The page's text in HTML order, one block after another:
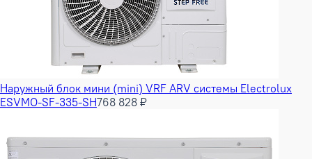
Наружный блок мини (mini) VRF ARV системы Electrolux
ESVMO-SF-335-SH768 828 ₽